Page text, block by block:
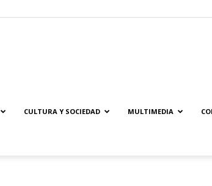
CULTURA Y SOCIEDAD MULTIMEDIA